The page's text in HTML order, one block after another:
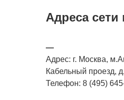
—
Адрес: г. Москва,
Кабельный проезд,
Телефон: 8 (495)
Адреса